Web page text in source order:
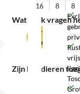
Wat als ik vragen
Zijn huisdieren
op!
Contact
opnemen
WhatsApp
16
8 8